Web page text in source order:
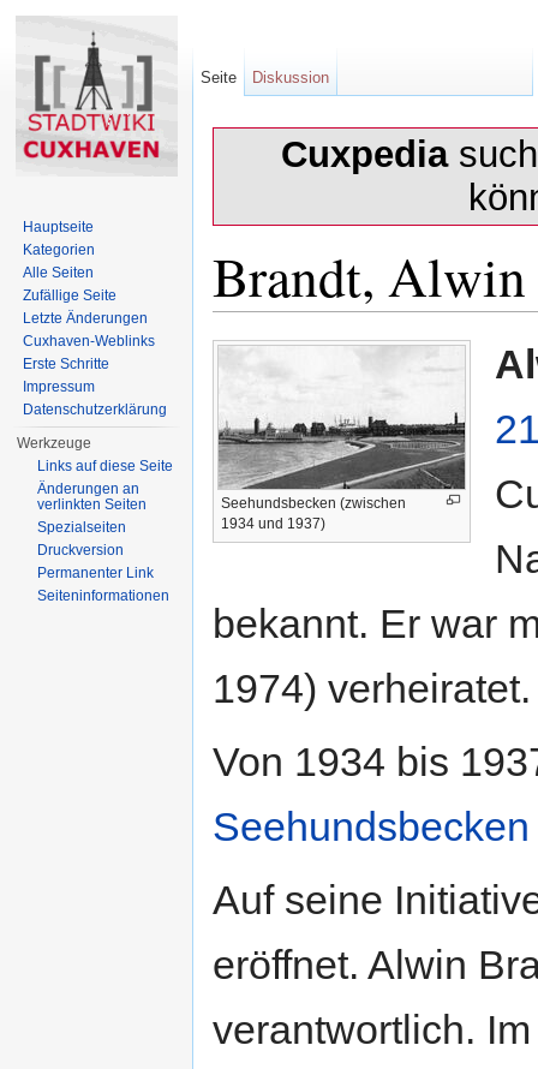
Cuxpedia
Brandt, Alwin
Seehundsbecken (zwischen
1934 und 1937)
bekannt. Er war
1974) verheiratet.
Von 1934 bis
Seehundsbecken
Auf seine
eröffnet. Alwin
verantwortlich.
Seite Diskussion
Hauptseite
Kategorien
Alle Seiten
Zufällige Seite
Letzte Änderungen
Cuxhaven-Weblinks
Erste Schritte
Impressum
Datenschutzerklärung
Werkzeuge
Links auf diese Seite
Änderungen an
verlinkten Seiten
Spezialseiten
Druckversion
Permanenter Link
Seiten­informationen